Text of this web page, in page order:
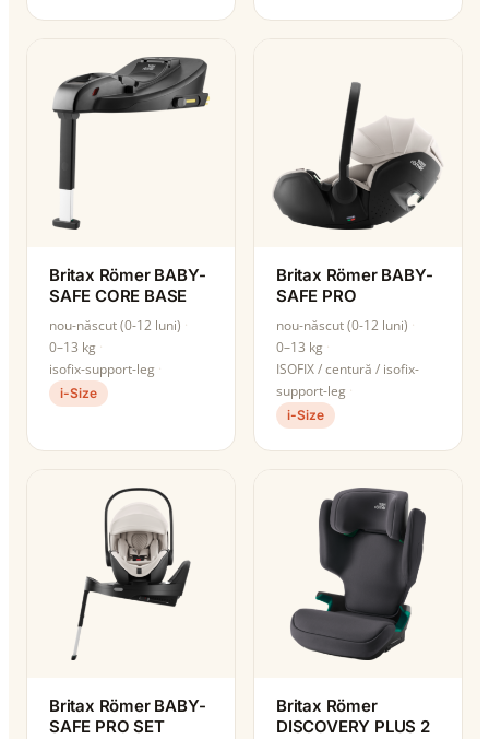
Britax Römer BABY-
SAFE CORE BASE
nou-născut (0-12 luni)
0–13 kg
isofix-support-leg
i-Size
Britax Römer BABY-
SAFE PRO
nou-născut (0-12 luni)
0–13 kg
ISOFIX / centură / isofix-
support-leg
i-Size
Britax Römer BABY-
SAFE PRO SET
Britax Römer
DISCOVERY PLUS 2